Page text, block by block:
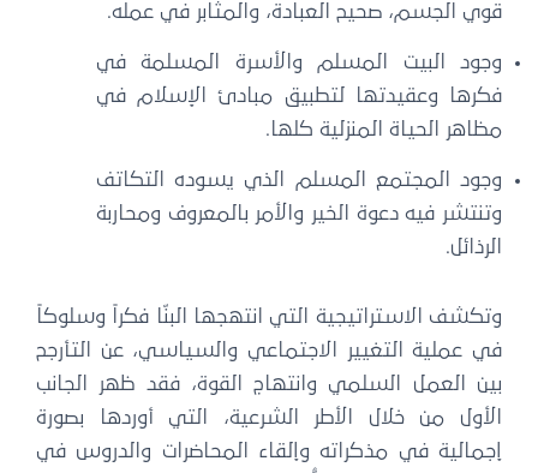
قوي الجسم، صحيح العبادة، والمثابر في عمله.
وجود البيت المسلم والأسرة المسلمة في
فكرها وعقيدتها لتطبيق مبادئ الإسلام في
مظاهر الحياة المنزلية كلها.
وجود المجتمع المسلم الذي يسوده التكاتف
وتنتشر فيه دعوة الخير والأمر بالمعروف ومحاربة
الرذائل.
وتكشف الاستراتيجية التي انتهجها البنّا فكراً وسلوكاً
في عملية التغيير الاجتماعي والسياسي، عن التأرجح
بين العمل السلمي وانتهاج القوة، فقد ظهر الجانب
الأول من خلال الأطر الشرعية، التي أوردها بصورة
إجمالية في مذكراته وإلقاء المحاضرات والدروس في